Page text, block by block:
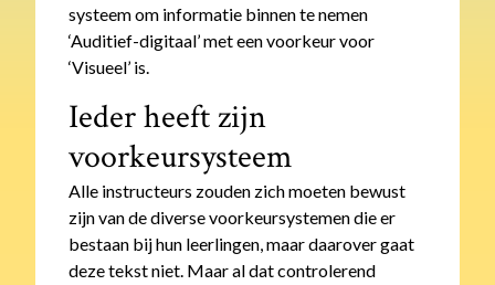
systeem om informatie binnen te nemen
‘Auditief-digitaal’ met een voorkeur voor
‘Visueel’ is.
Ieder heeft zijn
voorkeursysteem
Alle instructeurs zouden zich moeten bewust
zijn van de diverse voorkeursystemen die er
bestaan bij hun leerlingen, maar daarover gaat
deze tekst niet. Maar al dat controlerend